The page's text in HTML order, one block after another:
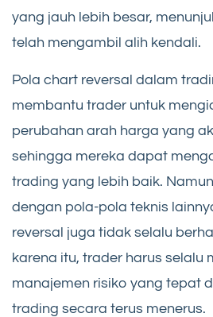
yang jauh lebih besar,
telah mengambil alih kendali.
Pola chart reversal dalam
membantu trader untuk
perubahan arah harga yang
sehingga mereka dapat
trading yang lebih baik.
dengan pola-pola teknis
reversal juga tidak selalu
karena itu, trader harus selalu
manajemen risiko yang tepat
trading secara terus menerus.